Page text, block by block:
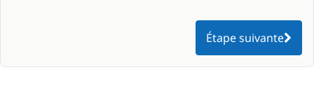
Étape suivante